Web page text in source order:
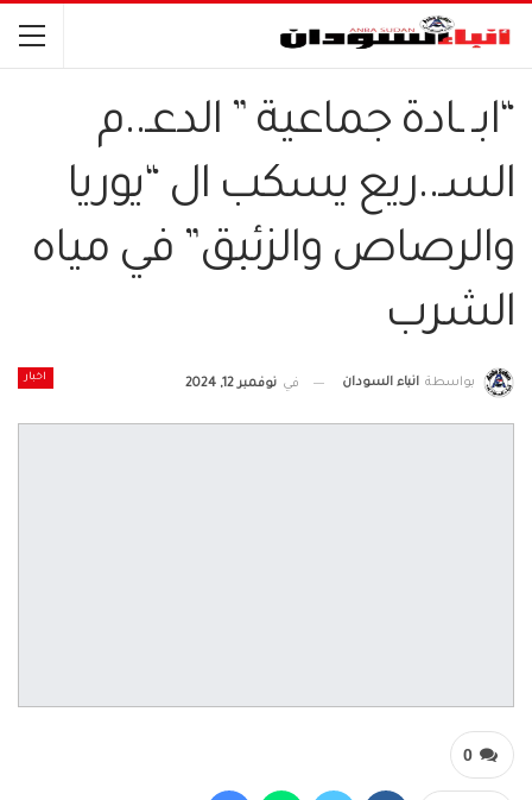
“ابـ ـادة جماعية ” الدعـ..م
السـ..ريع يسكب ال “يوريا
والرصاص والزئبق” في مياه
الشرب
اخبار بواسطة انباء السودان في نوفمبر 12, 2024
0